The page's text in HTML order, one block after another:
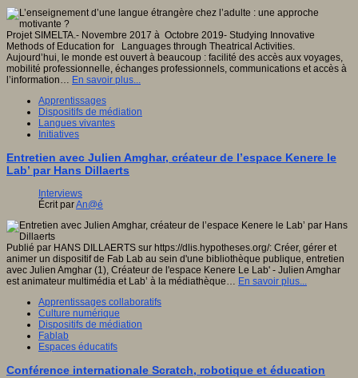
Projet SIMELTA.- Novembre 2017 à Octobre 2019- Studying Innovative
Methods of Education for Languages through Theatrical Activities.
Aujourd’hui, le monde est ouvert à beaucoup : facilité des accès aux voyages,
mobilité professionnelle, échanges professionnels, communications et accès à
l’information… En savoir plus...
Apprentissages
Dispositifs de médiation
Langues vivantes
Initiatives
Entretien avec Julien Amghar, créateur de l’espace Kenere le
Lab’ par Hans Dillaerts
Interviews
Écrit parAn@é
Publié par HANS DILLAERTS sur https://dlis.hypotheses.org/: Créer, gérer et
animer un dispositif de Fab Lab au sein d'une bibliothèque publique, entretien
avec Julien Amghar (1), Créateur de l'espace Kenere Le Lab' - Julien Amghar
est animateur multimédia et Lab’ à la médiathèque… En savoir plus...
Apprentissages collaboratifs
Culture numérique
Dispositifs de médiation
Fablab
Espaces éducatifs
Conférence internationale Scratch, robotique et éducation